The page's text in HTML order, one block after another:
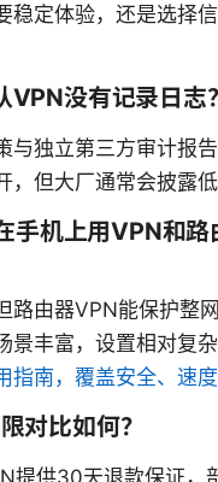
稳定体验，还是选择
VPN没有记录日志？
与独立第三方审计报
，但大厂通常会披露低
手机上用VPN和路
路由器VPN能保护整
景丰富，设置相对复杂
指南，覆盖安全、速
对比如何？
提供30天退款保证，